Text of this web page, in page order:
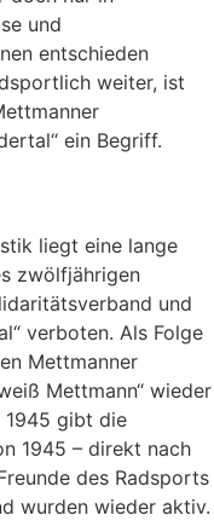
und
entschieden
weiter, ist
ein Begriff.
liegt eine lange
zwölfjährigen
und
verboten. Als Folge
Mettmanner
Mettmann“ wieder
1945 gibt die
1945 – direkt nach
des Radsports
wurden wieder aktiv.